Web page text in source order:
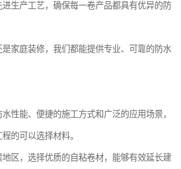
生产工艺，确保每一卷产品都具有优异的防
家庭装修，我们都能提供专业、可靠的防水
性能、便捷的施工方式和广泛的应用场景，
的可以选择材料。
区，选择优质的自粘卷材，能够有效延长建